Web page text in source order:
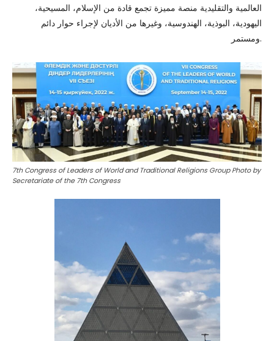
العالمية والتقليدية منصة مميزة تجمع قادة من الإسلام، المسيحية،
اليهودية، البوذية، الهندوسية، وغيرها من الأديان لإجراء حوار دائم
ومستمر.
7th Congress of Leaders of World and Traditional Religions Group Photo by
Secretariate of the 7th Congress